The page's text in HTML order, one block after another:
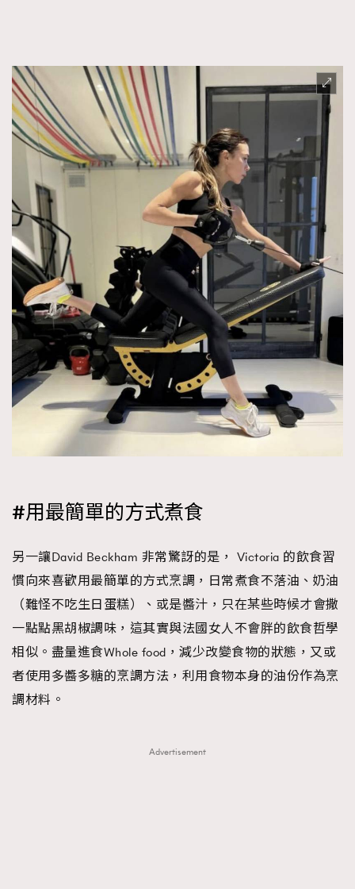
#用最簡單的方式煮食
另一讓David Beckham 非常驚訝的是， Victoria 的飲食習
慣向來喜歡用最簡單的方式烹調，日常煮食不落油、奶油
（難怪不吃生日蛋糕）、或是醬汁，只在某些時候才會撒
一點點黑胡椒調味，這其實與法國女人不會胖的飲食哲學
相似。盡量進食Whole food，減少改變食物的狀態，又或
者使用多醬多糖的烹調方法，利用食物本身的油份作為烹
調材料。
Advertisement